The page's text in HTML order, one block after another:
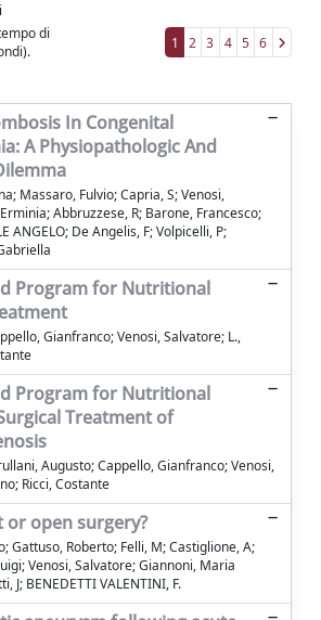
di
1 2 3 4 5 6
In Congenital
A Physiopathologic And
Massaro, Fulvio; Capria, S; Venosi,
Abbruzzese, R; Barone, Francesco;
ANGELO; De Angelis, F; Volpicelli, P;
Program for Nutritional
Gianfranco; Venosi, Salvatore; L.,
Program for Nutritional
Treatment of
Augusto; Cappello, Gianfranco; Venosi,
Ricci, Costante
or open surgery?
Gattuso, Roberto; Felli, M; Castiglione, A;
Venosi, Salvatore; Giannoni, Maria
J; BENEDETTI VALENTINI, F.